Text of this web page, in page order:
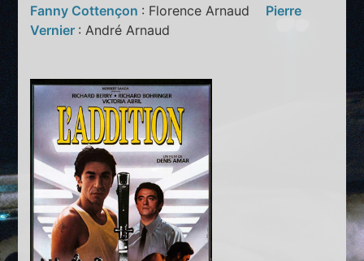
Fanny Cottençon : Florence Arnaud Pierre
Vernier : André Arnaud